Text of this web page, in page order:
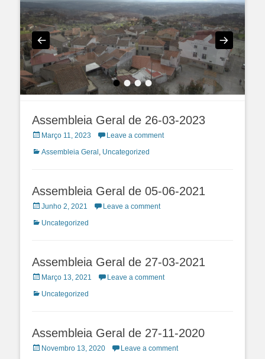
••••
Assembleia Geral de 26-03-2023
Posted
Março 11, 2023
Leave a comment
Categories
Assembleia Geral Uncategorized
Assembleia Geral de 05-06-2021
Posted
Junho 2, 2021
Leave a comment
Categories
Uncategorized
Assembleia Geral de 27-03-2021
Posted
Março 13, 2021
Leave a comment
Categories
Uncategorized
Assembleia Geral de 27-11-2020
Posted
Novembro 13, 2020 Leave a comment